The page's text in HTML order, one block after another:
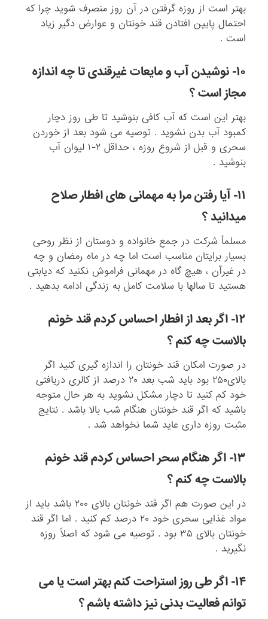
بهتر است از روزه گرفتن در آن روز منصرف شوید چرا که
احتمال پایین افتادن قند خونتان و عوارض دگیر زیاد
است .
۱۰- نوشیدن آب و مایعات غیرقندی تا چه اندازه
مجاز است ؟
بهتر این است که آب کافی بنوشید تا طی روز دچار
کمبود آب بدن نشوید . توصیه می شود بعد از خوردن
سحری و قبل از شروع روزه ، حداقل ۲-۱ لیوان آب
بنوشید .
۱۱- آیا رفتن مرا به مهمانی های افطار صلاح
میدانید ؟
مسلماً شرکت در جمع خانواده و دوستان از نظر روحی
بسیار برایتان مناسب است اما چه در ماه رمضان و چه
در غیرآن ، هیچ گاه در مهمانی فراموش نکنید که دیابتی
هستید تا سالها با سلامت کامل به زندگی ادامه بدهید .
۱۲- اگر بعد از افطار احساس کردم قند خونم
بالاست چه کنم ؟
در صورت امکان قند خونتان را اندازه گیری کنید اگر
بالای۲۵۰ بود باید شب بعد ۲۰ درصد از کالری دریافتی
خود کم کنید تا دچار مشکل نشوید به هر حال متوجه
باشید که اگر قند خونتان هنگام شب بالا باشد . نتایج
مثبت روزه داری عاید شما نخواهد شد .
۱۳- اگر هنگام سحر احساس کردم قند خونم
بالاست چه کنم ؟
در این صورت هم اگر قند خونتان بالای ۲۰۰ باشد باید از
مواد غذایی سحری خود ۲۰ درصد کم کنید . اما اگر قند
خونتان بالای ۳۵ بود . توصیه می شود که اصلاً روزه
نگیرید .
۱۴- اگر طی روز استراحت کنم بهتر است یا می
توانم فعالیت بدنی نیز داشته باشم ؟